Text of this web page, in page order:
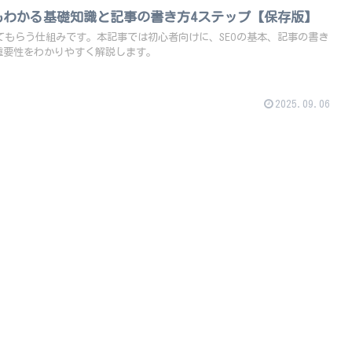
わかる基礎知識と記事の書き方4ステップ【保存版】
もらう仕組みです。本記事では初心者向けに、SEOの基本、記事の書き
性をわかりやすく解説します。
2025.09.06